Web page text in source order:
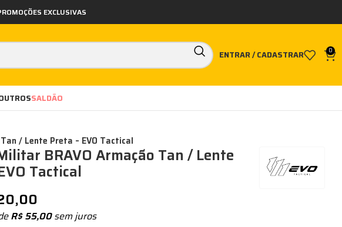
EXCLUSIVAS
ENTRAR / CADASTRAR 0
SALDÃO
/ Lente Preta – EVO Tactical
BRAVO Armação Tan / Lente
Tactical
R$55,00sem juros